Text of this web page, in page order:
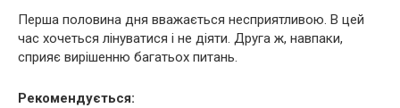
Перша половина дня вважається несприятливою. В цей
час хочеться лінуватися і не діяти. Друга ж, навпаки,
сприяє вирішенню багатьох питань.
Рекомендується: